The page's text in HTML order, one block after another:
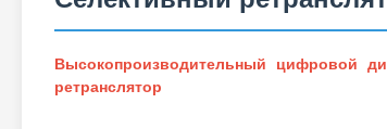
Высокопроизводительный цифровой
ретранслятор